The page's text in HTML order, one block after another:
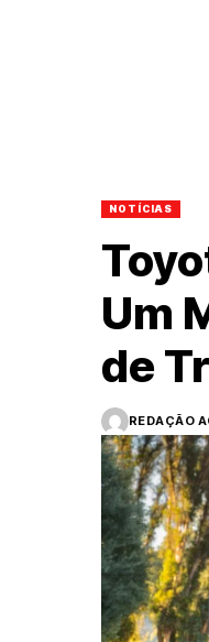
NOTÍCIAS
Um
de
REDAÇÃO